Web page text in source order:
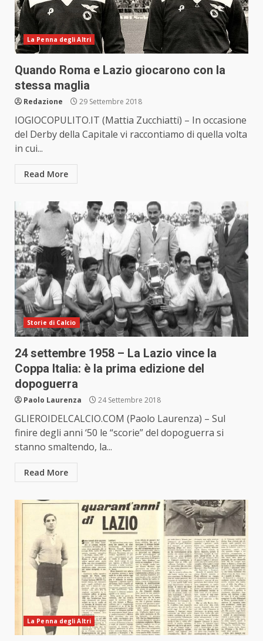
La Penna degli Altri
Quando Roma e Lazio giocarono con la
stessa maglia
Redazione 29 Settembre 2018
IOGIOCOPULITO.IT (Mattia Zucchiatti) – In occasione
del Derby della Capitale vi raccontiamo di quella volta
in cui...
Read More
Storie di Calcio
24 settembre 1958 – La Lazio vince la
Coppa Italia: è la prima edizione del
dopoguerra
Paolo Laurenza 24 Settembre 2018
GLIEROIDELCALCIO.COM (Paolo Laurenza) – Sul
finire degli anni ‘50 le “scorie” del dopoguerra si
stanno smaltendo, la...
Read More
La Penna degli Altri